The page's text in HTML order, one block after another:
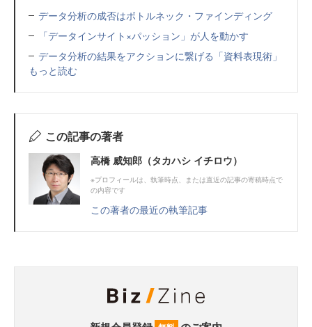
データ分析の成否はボトルネック・ファインディング
「データインサイト×パッション」が人を動かす
データ分析の結果をアクションに繋げる「資料表現術」
もっと読む
この記事の著者
高橋 威知郎（タカハシ イチロウ）
※プロフィールは、執筆時点、または直近の記事の寄稿時点で
の内容です
この著者の最近の執筆記事